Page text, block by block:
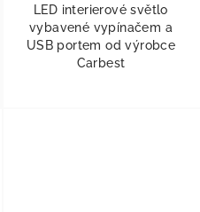
LED interierové světlo
vybavené vypínačem a
USB portem od výrobce
Carbest